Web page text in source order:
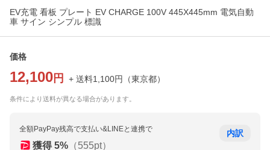
EV充電 看板 プレート EV CHARGE 100V 445X445mm 電気自動
車 サイン シンプル 標識
価格
12,100 円 + 送料1,100円 （東京都）
条件により送料が異なる場合があります。
全額PayPay残高で支払い&LINEと連携で
獲得 5% （555pt）
内訳